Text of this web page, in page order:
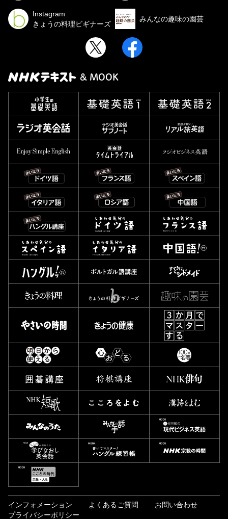
Instagram
きょうの料理ビギナーズ
みんなの趣味の園芸
& MOOK
インフォメーション よくあるご質問
お問い合わせ
プライバシーポリシー